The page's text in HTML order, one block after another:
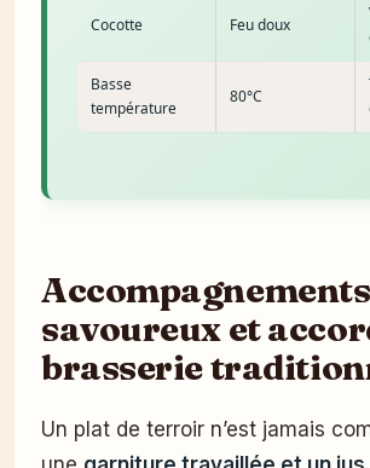
Cocotte Feu doux
Basse
température
80°C
Accompagnements
savoureux et
brasserie
Un plat de terroir n’est jamais